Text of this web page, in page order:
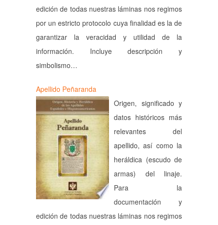
edición de todas nuestras láminas nos regimos
por un estricto protocolo cuya finalidad es la de
garantizar la veracidad y utilidad de la
información. Incluye descripción y
simbolismo…
Apellido Peñaranda
Origen, significado y
datos históricos más
relevantes del
apellido, así como la
heráldica (escudo de
armas) del linaje.
Para la
documentación y
edición de todas nuestras láminas nos regimos